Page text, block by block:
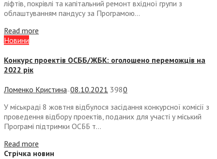
ліфтів, покрівлі та капітальний ремонт вхідної групи з
облаштуванням пандусу за Програмою...
Read more
Новини
Конкурс проектів ОСББ/ЖБК: оголошено переможців на
2022 рік
Ломенко Кристина—08.10.2021 3980
У міськраді 8 жовтня відбулося засідання конкурсної комісії з
проведення відбору проектів, поданих для участі у міський
Програмі підтримки ОСББ т...
Read more
Стрічка новин